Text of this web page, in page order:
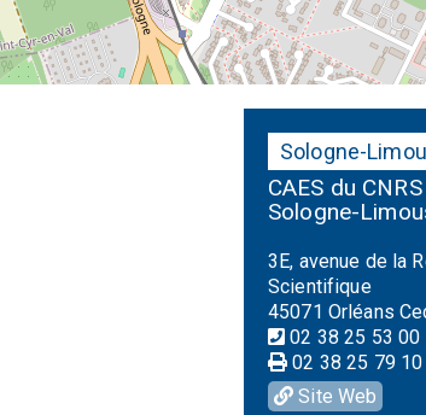
Sologne-
CAES du
Sologne-
3E, avenue de la
Scientifique
45071 Orléans
02 38 25 53 00
02 38 25 79 10
Site Web